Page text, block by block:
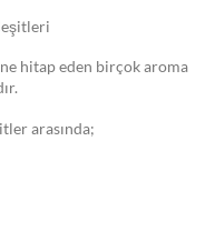
hitap eden birçok aroma
arasında;